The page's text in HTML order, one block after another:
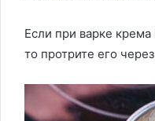
Если при варке
то протрите его